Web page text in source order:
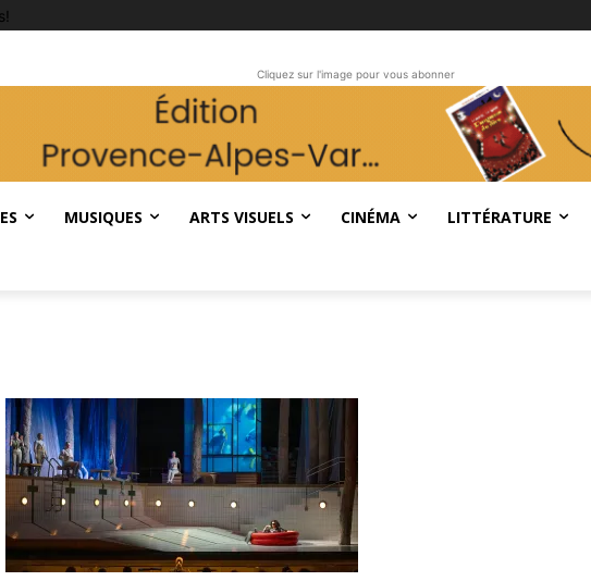
Cliquez sur l'image pour vous abonner
MUSIQUES ARTS VISUELS CINÉMA LITTÉRATURE